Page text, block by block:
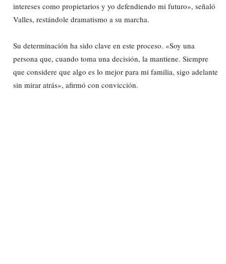
intereses como propietarios y yo defendiendo mi futuro», señaló
Valles, restándole dramatismo a su marcha.
Su determinación ha sido clave en este proceso. «Soy una
persona que, cuando toma una decisión, la mantiene. Siempre
que considere que algo es lo mejor para mi familia, sigo adelante
sin mirar atrás», afirmó con convicción.